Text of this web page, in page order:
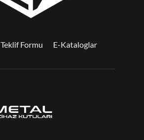
Teklif Formu E-Kataloglar